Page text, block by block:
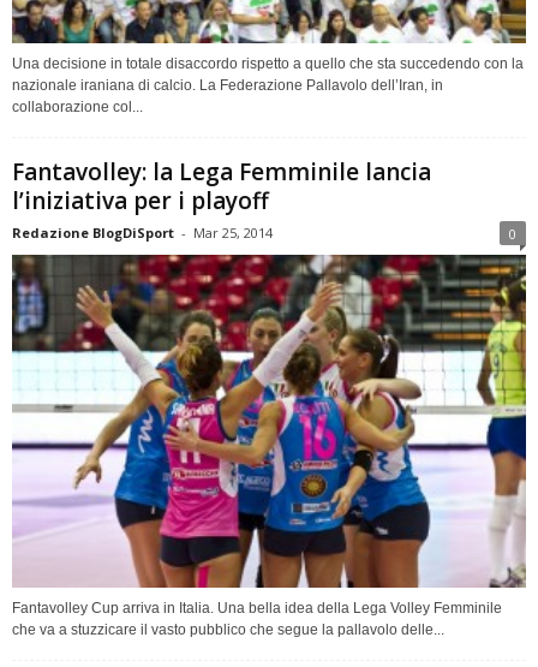
Una decisione in totale disaccordo rispetto a quello che sta succedendo con la
nazionale iraniana di calcio. La Federazione Pallavolo dell’Iran, in
collaborazione col...
Fantavolley: la Lega Femminile lancia
l’iniziativa per i playoff
Redazione BlogDiSport - Mar 25, 2014 0
Fantavolley Cup arriva in Italia. Una bella idea della Lega Volley Femminile
che va a stuzzicare il vasto pubblico che segue la pallavolo delle...